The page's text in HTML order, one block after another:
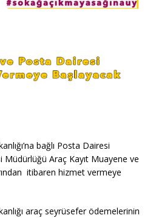
bağlı Posta Dairesi
Araç Kayıt Muayene ve
itibaren hizmet vermeye
araç seyrüsefer ödemelerinin